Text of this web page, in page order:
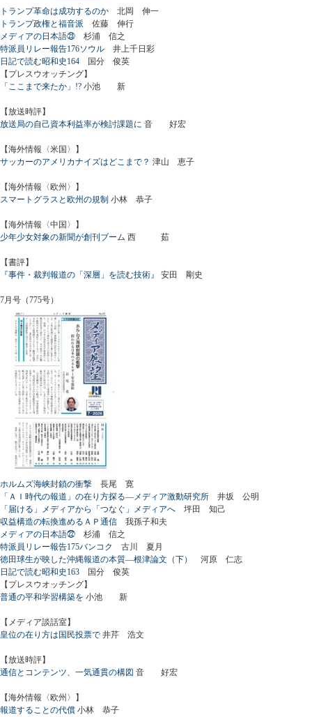
トランプ革命は成功するのか 北岡 伸一
トランプ政権と福音派 佐藤 伸行
メディアの日本語㉓ 杉浦 信之
特派員リレー報告176ソウル 井上千日彩
日記で読む昭和史164 国分 俊英
【プレスウオッチング】
「ここまで来たか」!? 小池 新
【放送時評】
放送局の自己資本利益率が検討課題に 音 好宏
【海外情報〈米国〉】
サッカーのアメリカナイズはどこまで？ 津山 恵子
【海外情報〈欧州〉】
スマートグラスと欧州の規制 小林 恭子
【海外情報〈中国〉】
少年少女対象の新聞が創刊ブーム 西 茹
【書評】
『事件・裁判報道の「深層」を読む技術』
安田 剛史
7月号（775号）
ホルムズ海峡封鎖の衝撃 長尾 寛
「ＡＩ時代の報道」の在り方探る―メディア激動研究所 井坂 公明
「届ける」メディアから「つなぐ」メディアへ 坪田 知己
収益構造の転換進めるＡＰ通信 我孫子和夫
メディアの日本語㉒ 杉浦 信之
特派員リレー報告175バンコク
古川 夏月
徳田球生が映した沖縄報道の本質―根津論文（下）
河原 仁志
日記で読む昭和史163 国分 俊英
【プレスウオッチング】
普通の平和学習構築を 小池 新
【メディア談話室】
皇位の在り方は国民投票で 井芹 浩文
【放送時評】
通信とコンテンツ、一気通貫の構図 音 好宏
【海外情報〈欧州〉】
報道することの代償 小林 恭子